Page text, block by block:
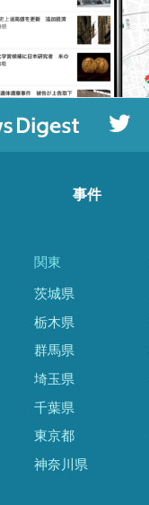
事件
関東
茨城県
栃木県
群馬県
埼玉県
千葉県
東京都
神奈川県